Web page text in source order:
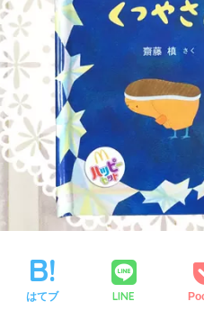
はてブ LINE